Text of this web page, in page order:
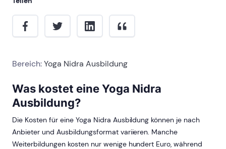
Bereich:Yoga Nidra Ausbildung
Was kostet eine Yoga Nidra
Ausbildung?
Die Kosten für eine Yoga Nidra Ausbildung können je nach
Anbieter und Ausbildungsformat variieren. Manche
Weiterbildungen kosten nur wenige hundert Euro, während